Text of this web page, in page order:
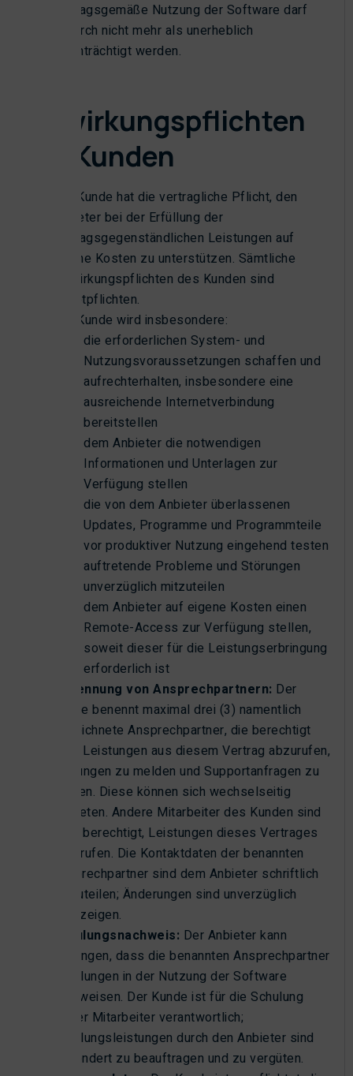
vertragsgemäße Nutzung der Software darf
dadurch nicht mehr als unerheblich
beeinträchtigt werden.
Mitwirkungspflichten
des Kunden
Der Kunde hat die vertragliche Pflicht, den
Anbieter bei der Erfüllung der
vertragsgegenständlichen Leistungen auf
eigene Kosten zu unterstützen. Sämtliche
Mitwirkungspflichten des Kunden sind
Hauptpflichten.
Der Kunde wird insbesondere:
die erforderlichen System- und
Nutzungsvoraussetzungen schaffen und
aufrechterhalten, insbesondere eine
ausreichende Internetverbindung
bereitstellen
dem Anbieter die notwendigen
Informationen und Unterlagen zur
Verfügung stellen
die von dem Anbieter überlassenen
Updates, Programme und Programmteile
vor produktiver Nutzung eingehend testen
auftretende Probleme und Störungen
unverzüglich mitzuteilen
dem Anbieter auf eigene Kosten einen
Remote-Access zur Verfügung stellen,
soweit dieser für die Leistungserbringung
erforderlich ist
Benennung von Ansprechpartnern: Der
Kunde benennt maximal drei (3) namentlich
bezeichnete Ansprechpartner, die berechtigt
sind, Leistungen aus diesem Vertrag abzurufen,
Störungen zu melden und Supportanfragen zu
stellen. Diese können sich wechselseitig
vertreten. Andere Mitarbeiter des Kunden sind
nicht berechtigt, Leistungen dieses Vertrages
abzurufen. Die Kontaktdaten der benannten
Ansprechpartner sind dem Anbieter schriftlich
mitzuteilen; Änderungen sind unverzüglich
anzuzeigen.
Schulungsnachweis: Der Anbieter kann
verlangen, dass die benannten Ansprechpartner
Schulungen in der Nutzung der Software
nachweisen. Der Kunde ist für die Schulung
seiner Mitarbeiter verantwortlich;
Schulungsleistungen durch den Anbieter sind
gesondert zu beauftragen und zu vergüten.